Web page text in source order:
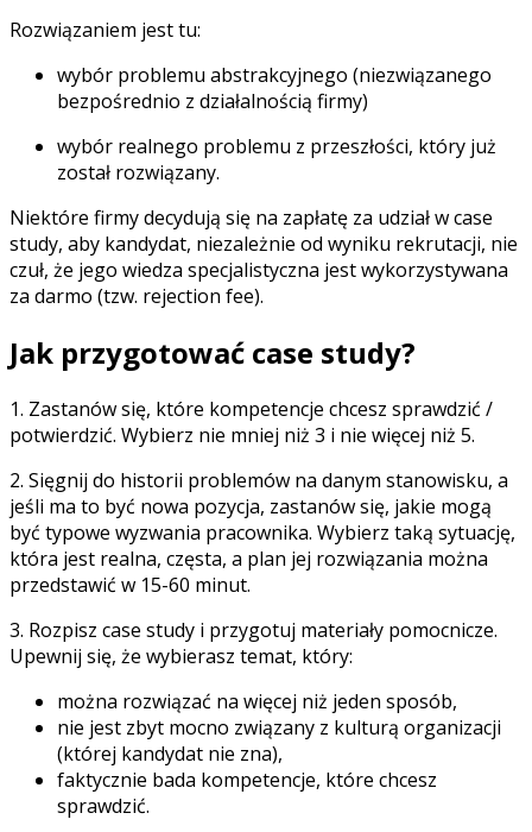
Rozwiązaniem jest tu:
wybór problemu abstrakcyjnego (niezwiązanego
bezpośrednio z działalnością firmy)
wybór realnego problemu z przeszłości, który już
został rozwiązany.
Niektóre firmy decydują się na zapłatę za udział w case
study, aby kandydat, niezależnie od wyniku rekrutacji, nie
czuł, że jego wiedza specjalistyczna jest wykorzystywana
za darmo (tzw. rejection fee).
Jak przygotować case study?
1. Zastanów się, które kompetencje chcesz sprawdzić /
potwierdzić. Wybierz nie mniej niż 3 i nie więcej niż 5.
2. Sięgnij do historii problemów na danym stanowisku, a
jeśli ma to być nowa pozycja, zastanów się, jakie mogą
być typowe wyzwania pracownika. Wybierz taką sytuację,
która jest realna, częsta, a plan jej rozwiązania można
przedstawić w 15-60 minut.
3. Rozpisz case study i przygotuj materiały pomocnicze.
Upewnij się, że wybierasz temat, który:
można rozwiązać na więcej niż jeden sposób,
nie jest zbyt mocno związany z kulturą organizacji
(której kandydat nie zna),
faktycznie bada kompetencje, które chcesz
sprawdzić.